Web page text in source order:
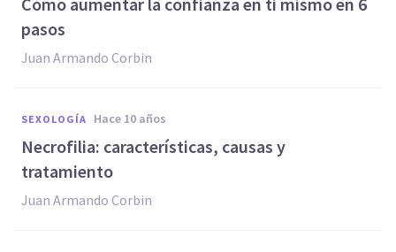
pasos
Juan Armando Corbin
SEXOLOGÍA hace 10 años
​Necrofilia: características, causas y
tratamiento
Juan Armando Corbin